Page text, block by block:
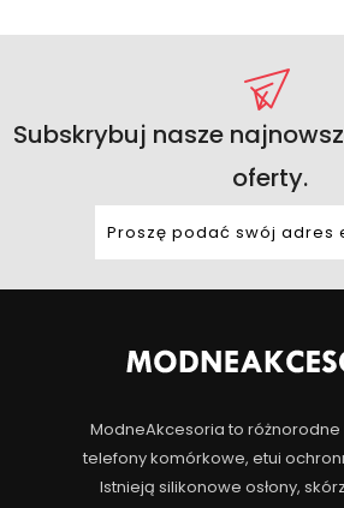
Subskrybuj nasze
oferty.
ModneAkcesoria to
telefony komórkowe, etui
Istnieją silikonowe osłony,